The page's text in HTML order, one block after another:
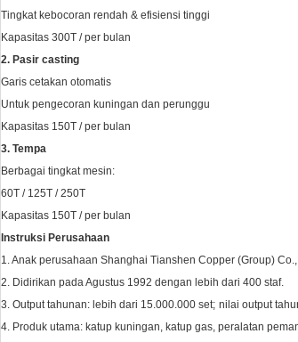
Tingkat kebocoran rendah & efisiensi tinggi
Kapasitas 300T / per bulan
2. Pasir casting
Garis cetakan otomatis
Untuk pengecoran kuningan dan perunggu
Kapasitas 150T / per bulan
3. Tempa
Berbagai tingkat mesin:
60T / 125T / 250T
Kapasitas 150T / per bulan
Instruksi Perusahaan
1. Anak perusahaan Shanghai Tianshen Copper (Group)
2. Didirikan pada Agustus 1992 dengan lebih dari 400 staf.
3. Output tahunan: lebih dari 15.000.000 set; nilai output
4. Produk utama: katup kuningan, katup gas, peralatan